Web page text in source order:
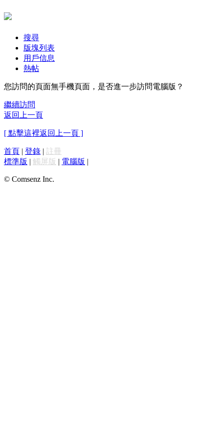
搜尋
版塊列表
用戶信息
熱帖
您訪問的頁面無手機頁面，是否進一步訪問電腦版？
繼續訪問
返回上一頁
[ 點擊這裡返回上一頁 ]
首頁 | 登錄 | 註冊
標準版 | 觸屏版 | 電腦版 |
© Comsenz Inc.